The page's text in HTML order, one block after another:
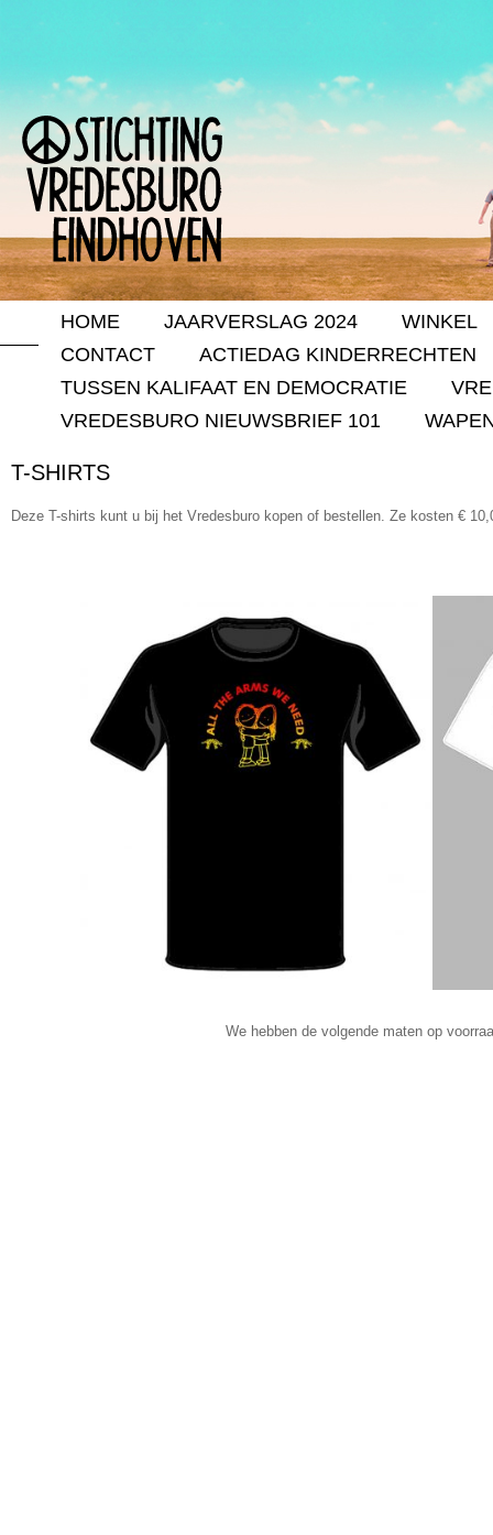
HOME JAARVERSLAG 2024
WINKEL
CONTACT
ACTIEDAG KINDERRECHTEN
TUSSEN KALIFAAT EN DEMOCRATIE
VREDESBURO NIEUWSBRIEF 101
T-SHIRTS
Deze T-shirts kunt u bij het Vredesburo kopen of bestellen. Ze kosten €
We hebben de volgende maten op